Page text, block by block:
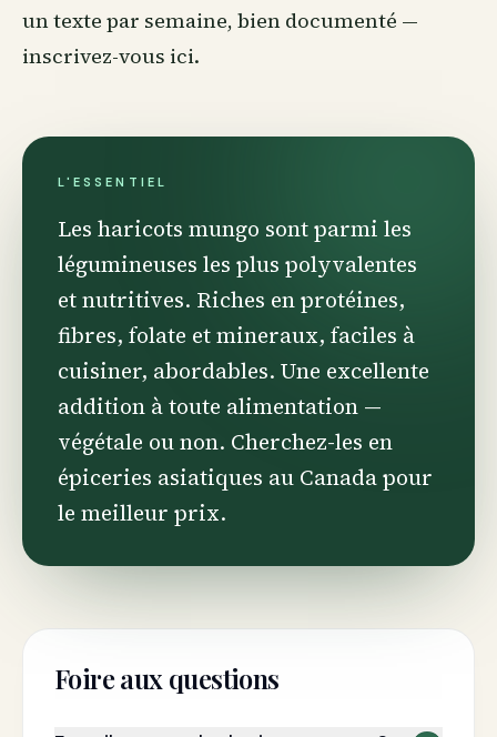
un texte par semaine, bien documenté —
inscrivez-vous ici.
L'ESSENTIEL
Les haricots mungo sont parmi les
légumineuses les plus polyvalentes
et nutritives. Riches en protéines,
fibres, folate et mineraux, faciles à
cuisiner, abordables. Une excellente
addition à toute alimentation —
végétale ou non. Cherchez-les en
épiceries asiatiques au Canada pour
le meilleur prix.
Foire aux questions